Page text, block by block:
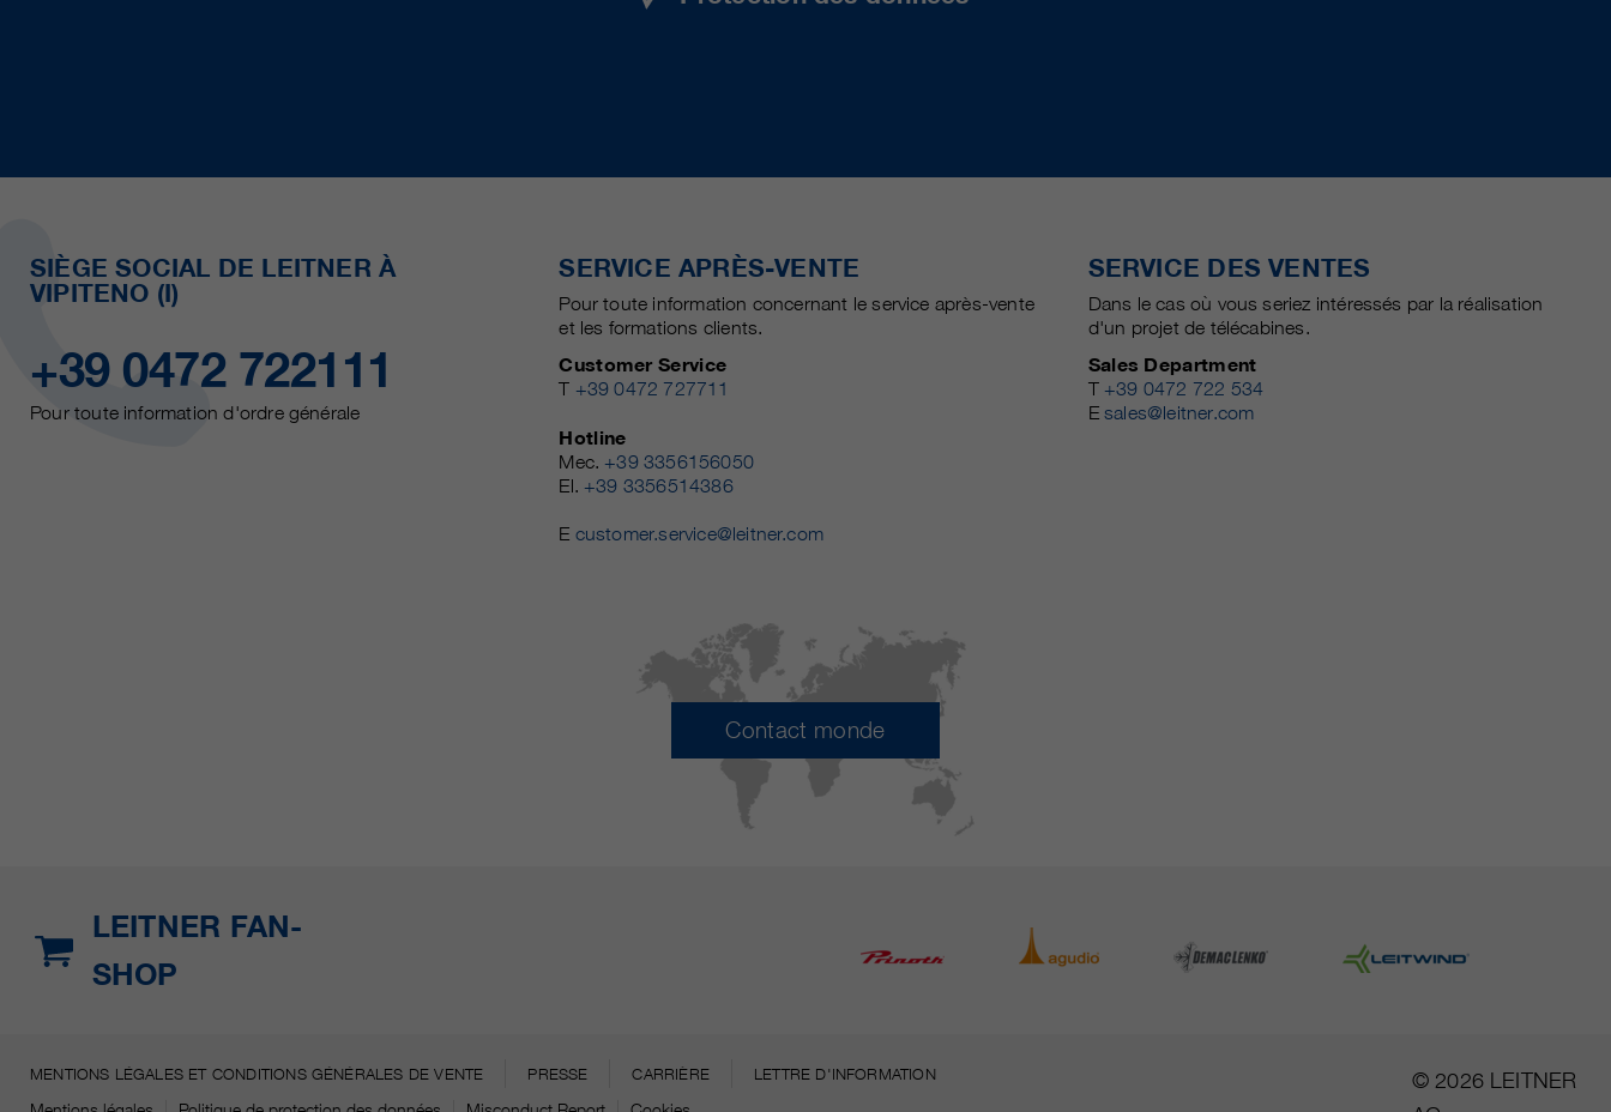
SIÈGE SOCIAL DE LEITNER À
VIPITENO (I)
+39 0472 722111
Pour toute information d'ordre générale
SERVICE APRÈS-VENTE
Pour toute information concernant le service après-vente
et les formations clients.
Customer Service
T +39 0472 727711
Hotline
Mec. +39 3356156050
El. +39 3356514386
E customer.service@leitner.com
SERVICE DES VENTES
Dans le cas où vous seriez intéressés par la réalisation
d'un projet de télécabines.
Sales Department
T +39 0472 722 534
Esales@leitner.com
Contact monde
LEITNER FAN-
SHOP
MENTIONS LÉGALES ET CONDITIONS GÉNÉRALES DE VENTE PRESSE CARRIÈRE LETTRE D'INFORMATION
© 2026 LEITNER